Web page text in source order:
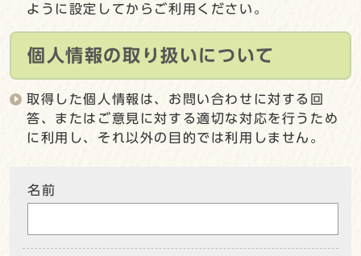
ように設定してからご利用ください。
個人情報の取り扱いについて
取得した個人情報は、お問い合わせに対する回
答、またはご意見に対する適切な対応を行うため
に利用し、それ以外の目的では利用しません。
名前